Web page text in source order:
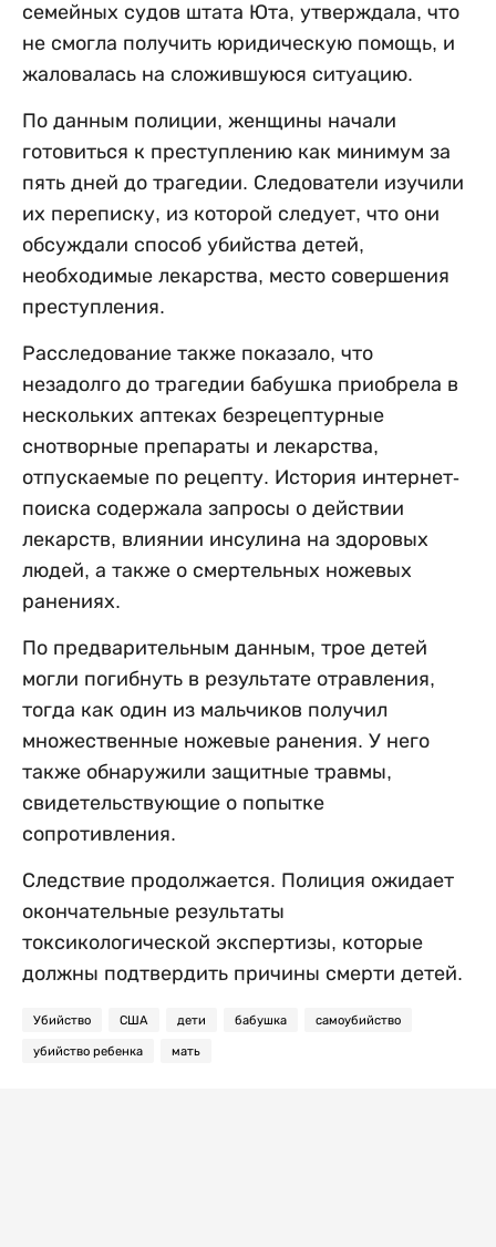
семейных судов штата Юта, утверждала, что
не смогла получить юридическую помощь, и
жаловалась на сложившуюся ситуацию.
По данным полиции, женщины начали
готовиться к преступлению как минимум за
пять дней до трагедии. Следователи изучили
их переписку, из которой следует, что они
обсуждали способ убийства детей,
необходимые лекарства, место совершения
преступления.
Расследование также показало, что
незадолго до трагедии бабушка приобрела в
нескольких аптеках безрецептурные
снотворные препараты и лекарства,
отпускаемые по рецепту. История интернет-
поиска содержала запросы о действии
лекарств, влиянии инсулина на здоровых
людей, а также о смертельных ножевых
ранениях.
По предварительным данным, трое детей
могли погибнуть в результате отравления,
тогда как один из мальчиков получил
множественные ножевые ранения. У него
также обнаружили защитные травмы,
свидетельствующие о попытке
сопротивления.
Следствие продолжается. Полиция ожидает
окончательные результаты
токсикологической экспертизы, которые
должны подтвердить причины смерти детей.
Убийство США дети бабушка самоубийство
убийство ребенка мать